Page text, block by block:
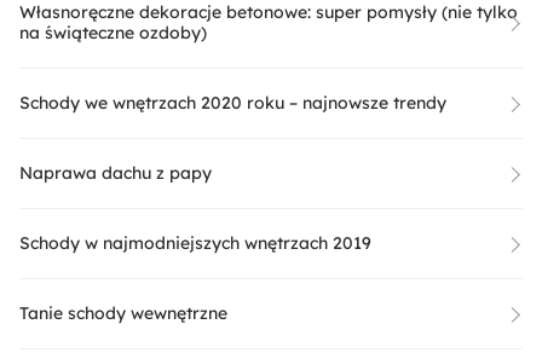
Własnoręczne dekoracje betonowe: super pomysły (nie tylko
na świąteczne ozdoby)
Schody we wnętrzach 2020 roku – najnowsze trendy
Naprawa dachu z papy
Schody w najmodniejszych wnętrzach 2019
Tanie schody wewnętrzne